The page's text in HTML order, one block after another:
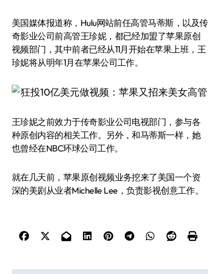
美国媒体报道称，Hulu网站前任高管马蒂斯，以及传
奇影业公司前高管王珍妮，都已经加盟了苹果原创
视频部门，其中前者已经从11月开始在苹果上班，王
珍妮将从明年1月在苹果公司工作。
王珍妮之前效力于传奇影业公司电视部门，参与各
种原创内容的相关工作。另外，和马蒂斯一样，她
也曾经在NBC环球公司工作。
就在几天前，苹果原创视频业务挖来了美国一个资
深的美剧从业者Michelle Lee，负责影视创意工作。